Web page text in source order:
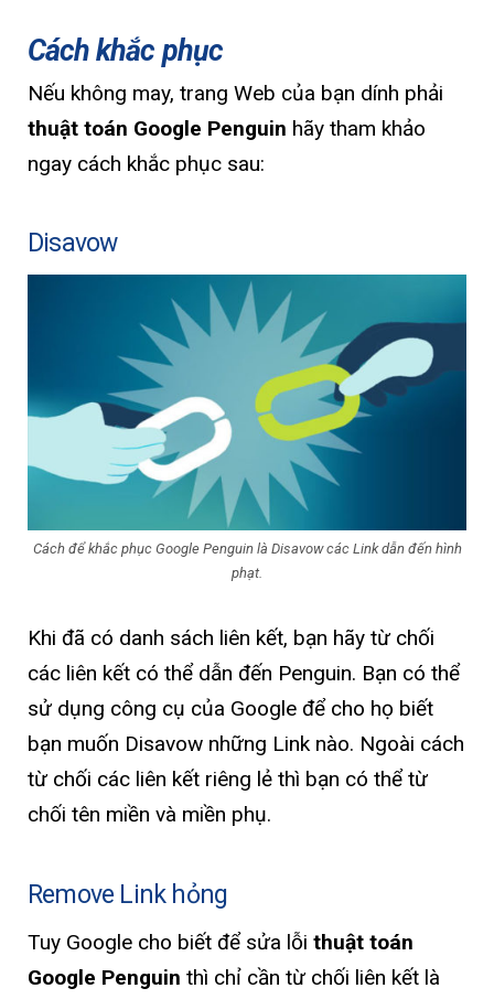
Cách khắc phục
Nếu không may, trang Web của bạn dính phải
thuật toán Google Penguin hãy tham khảo
ngay cách khắc phục sau:
Disavow
Cách để khắc phục Google Penguin là Disavow các Link dẫn đến hình
phạt.
Khi đã có danh sách liên kết, bạn hãy từ chối
các liên kết có thể dẫn đến Penguin. Bạn có thể
sử dụng công cụ của Google để cho họ biết
bạn muốn Disavow những Link nào. Ngoài cách
từ chối các liên kết riêng lẻ thì bạn có thể từ
chối tên miền và miền phụ.
Remove Link hỏng
Tuy Google cho biết để sửa lỗi thuật toán
Google Penguin thì chỉ cần từ chối liên kết là